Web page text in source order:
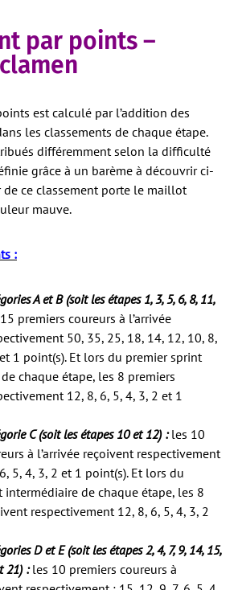
par points –
est calculé par l’addition des
les classements de chaque étape.
différemment selon la difficulté
grâce à un barème à découvrir ci-
de ce classement porte le maillot
mauve.
:
A et B (soit les étapes 1, 3, 5, 6, 8, 11,
premiers coureurs à l’arrivée
50, 35, 25, 18, 14, 12, 10, 8,
1 point(s). Et lors du premier sprint
chaque étape, les 8 premiers
12, 8, 6, 5, 4, 3, 2 et 1
C (soit les étapes 10 et 12) :les 10
à l’arrivée reçoivent respectivement
5, 4, 3, 2 et 1 point(s). Et lors du
intermédiaire de chaque étape, les 8
respectivement 12, 8, 6, 5, 4, 3, 2
D et E (soit les étapes 2, 4, 7, 9, 14, 15,
21) :les 10 premiers coureurs à